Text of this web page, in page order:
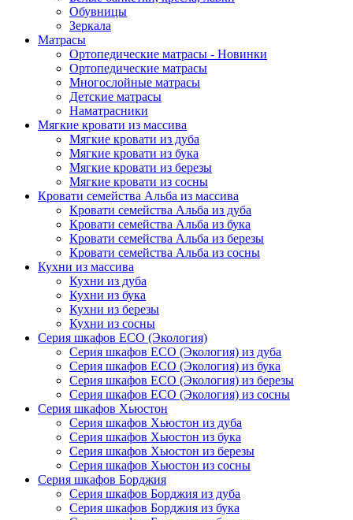
Обувницы
Зеркала
Матрасы
Ортопедические матрасы - Новинки
Ортопедические матрасы
Многослойные матрасы
Детские матрасы
Наматрасники
Мягкие кровати из массива
Мягкие кровати из дуба
Мягкие кровати из бука
Мягкие кровати из березы
Мягкие кровати из сосны
Кровати семейства Альба из массива
Кровати семейства Альба из дуба
Кровати семейства Альба из бука
Кровати семейства Альба из березы
Кровати семейства Альба из сосны
Кухни из массива
Кухни из дуба
Кухни из бука
Кухни из березы
Кухни из сосны
Серия шкафов ECO (Экология)
Серия шкафов ECO (Экология) из дуба
Серия шкафов ECO (Экология) из бука
Серия шкафов ECO (Экология) из березы
Серия шкафов ECO (Экология) из сосны
Серия шкафов Хьюстон
Серия шкафов Хьюстон из дуба
Серия шкафов Хьюстон из бука
Серия шкафов Хьюстон из березы
Серия шкафов Хьюстон из сосны
Серия шкафов Борджия
Серия шкафов Борджия из дуба
Серия шкафов Борджия из бука